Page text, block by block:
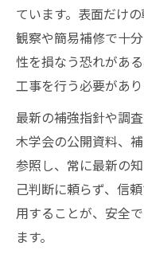
ています。表面だけ
観察や簡易補修で十
性を損なう恐れがあ
工事を行う必要があり
最新の補強指針や調
木学会の公開資料、
参照し、常に最新の
己判断に頼らず、信
用することが、安全
ます。